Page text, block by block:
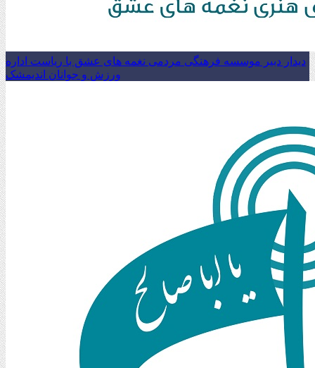
دیدار دبیر موسسه فرهنگی مردمی نغمه های عشق با ریاست اداره
ورزش و جوانان اندیمشک